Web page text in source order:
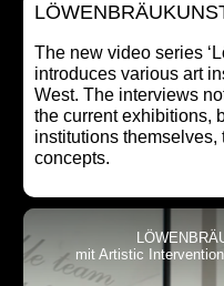
The new video series
introduces various art
West. The interviews
the current exhibitions,
institutions themselves,
concepts.
mit Artistic